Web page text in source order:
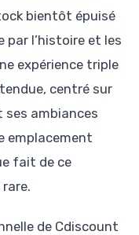
bientôt épuisé
l’histoire et les
expérience triple
centré sur
ses ambiances
emplacement
fait de ce
de Cdiscount